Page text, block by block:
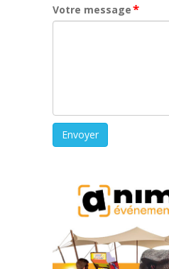
Votre message*